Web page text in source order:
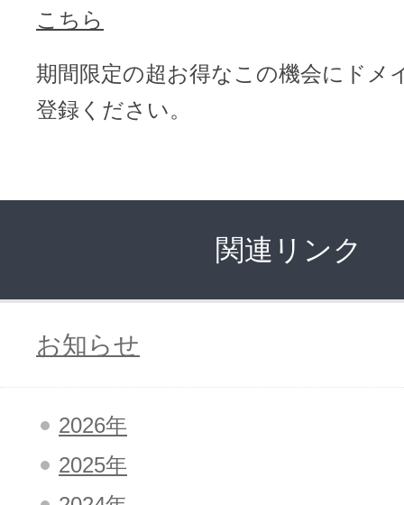
こちら
期間限定の超お得なこの機会にドメ
登録ください。
関連リンク
お知らせ
2026年
2025年